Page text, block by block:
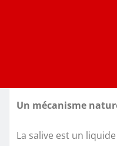
Un mécanisme
La salive est un